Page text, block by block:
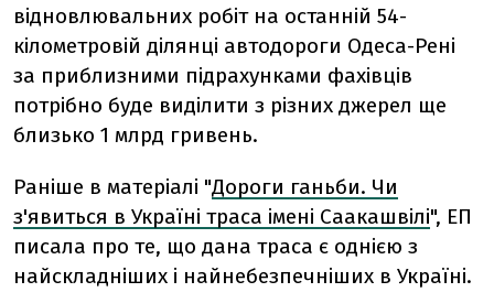
відновлювальних робіт на останній 54-
кілометровій ділянці автодороги Одеса-Рені
за приблизними підрахунками фахівців
потрібно буде виділити з різних джерел ще
близько 1 млрд гривень.
Раніше в матеріалі "Дороги ганьби. Чи
з'явиться в Україні траса імені Саакашвілі", ЕП
писала про те, що дана траса є однією з
найскладніших і найнебезпечніших в Україні.